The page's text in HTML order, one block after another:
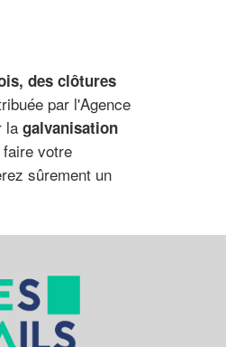
des clôtures
par l'Agence
la galvanisation
votre
sûrement un